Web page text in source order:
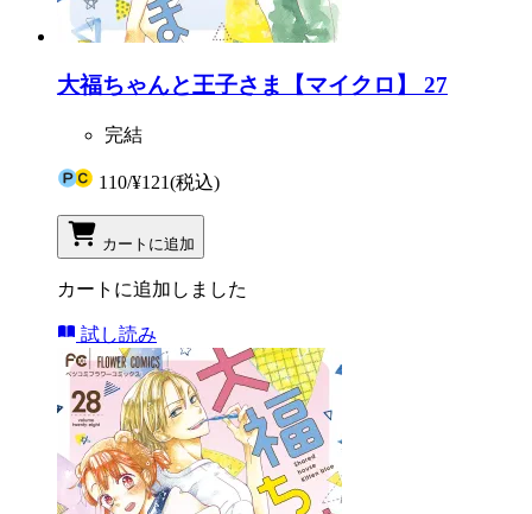
大福ちゃんと王子さま【マイクロ】 27
完結
110/¥121(税込)
カートに追加
カートに追加しました
試し読み